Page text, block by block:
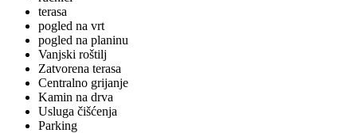
terasa
pogled na vrt
pogled na planinu
Vanjski roštilj
Zatvorena terasa
Centralno grijanje
Kamin na drva
Usluga čišćenja
Parking